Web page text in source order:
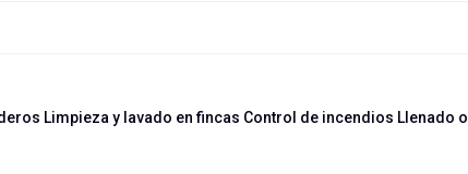
Limpieza y lavado en fincas Control de incendios Llenado